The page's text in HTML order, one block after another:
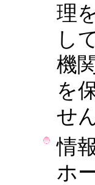
理
し
機
を
せ
情
ホ